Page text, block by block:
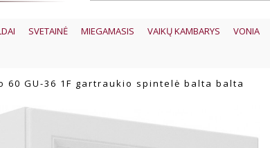
SVETAINĖ MIEGAMASIS VAIKŲ KAMBARYS VONIA
60 GU-36 1F gartraukio spintelė balta balta